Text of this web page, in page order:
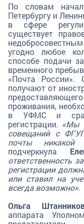
По словам
Петербургу и
в сфере
существует
угодно любое
способе подачи
временного
«Почта России».
получают от
проживания,
в УФМС и
регистрации. «Мы
совещаний с
почты никакой
подчеркнула
ответственность
регистрации
или ставил на
всегда возможно».
Ольга
аппарата